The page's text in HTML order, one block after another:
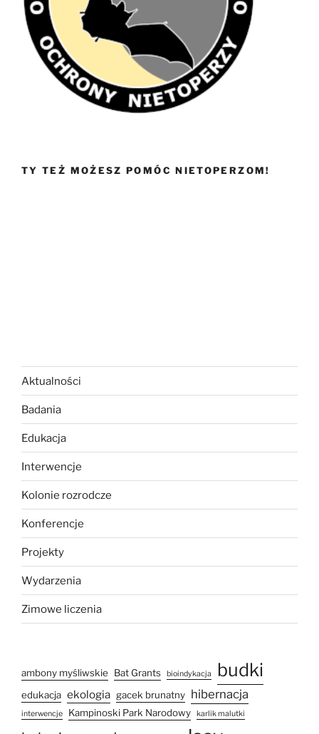
TY TEŻ MOŻESZ POMÓC NIETOPERZOM!
Aktualności
Badania
Edukacja
Interwencje
Kolonie rozrodcze
Konferencje
Projekty
Wydarzenia
Zimowe liczenia
ambony myśliwskie Bat Grants bioindykacja budki
edukacja ekologia gacek brunatny hibernacja
interwencje Kampinoski Park Narodowy karlik malutki